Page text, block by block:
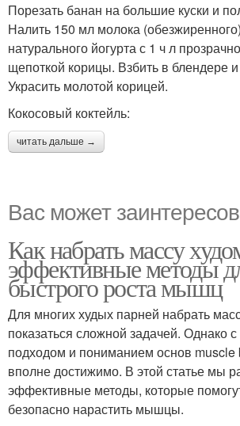
Порезать банан на большие куски и
Налить 150 мл молока
натурального йогурта с 1 ч л
щепоткой корицы. Взбить в блендере
Украсить молотой корицей.
Кокосовый коктейль:
читать дальше →
Вас может
Как набрать массу
эффективные методы
быстрого роста мышц
Для многих худых парней набрать
показаться сложной задачей. Однако
подходом и пониманием основ muscle
вполне достижимо. В этой статье мы
эффективные методы, которые
безопасно нарастить мышцы.